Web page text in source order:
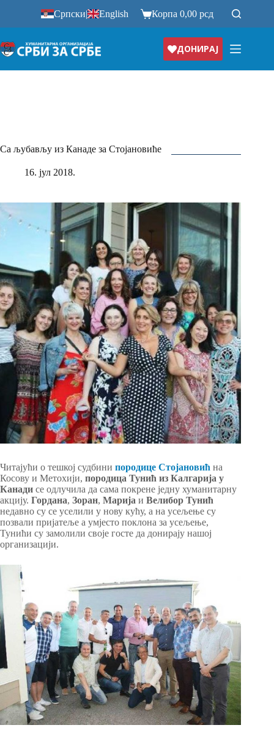
Српски| English Корпа0,00рсд
ДОНИРАЈ
Са љубављу из Канаде за Стојановиће
16. јул 2018.
Читајући о тешкој судбини породице Стојановић на
Косову и Метохији, породица Тунић из Калгарија у
Канади се одлучила да сама покрене једну хуманитарну
акцију. Гордана, Зоран, Марија и Велибор Тунић
недавно су се уселили у нову кућу, а на усељење су
позвали пријатеље a умјесто поклона за усељење,
Тунићи су замолили своје госте да донирају нашој
организацији.